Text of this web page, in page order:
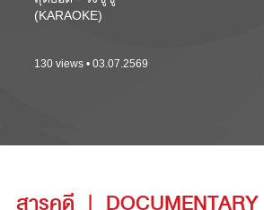
(KARAOKE)
130 views • 03.07.2569
สารคดี | DOCUMENTARY